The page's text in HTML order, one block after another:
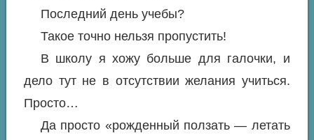
Последний день учебы?
Такое точно нельзя пропустить!
В школу я хожу больше для галочки, и
дело тут не в отсутствии желания учиться.
Просто…
Да просто «рожденный ползать — летать